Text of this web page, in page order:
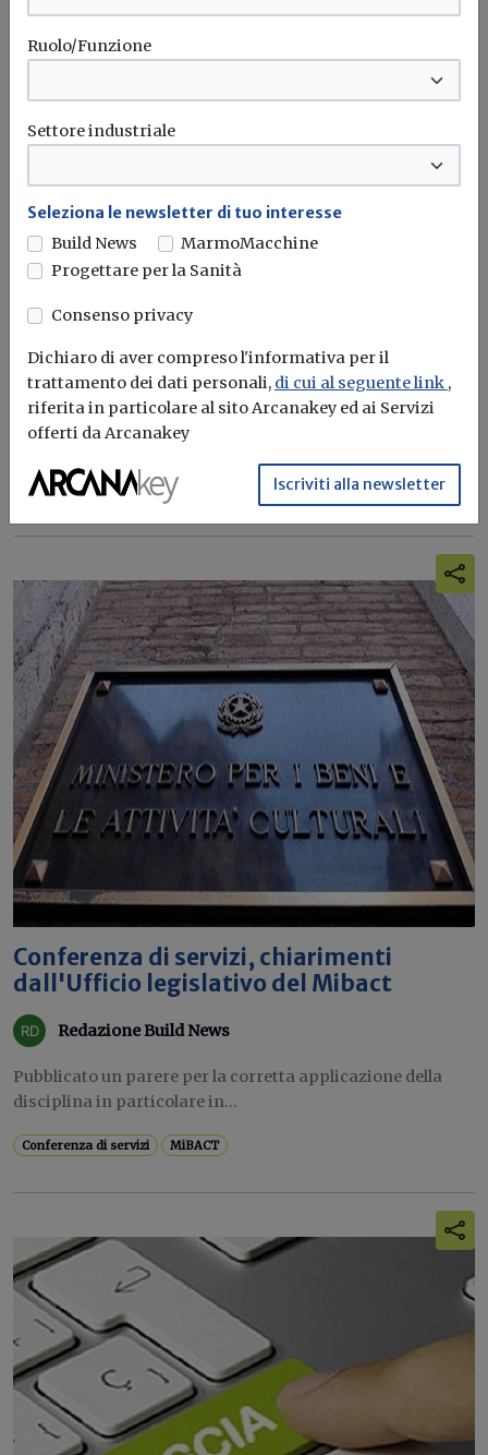
Conferenza di servizi simultanea,
chiarimenti dal Consiglio di Stato
Redazione Build News
Pubblicato il parere di Palazzo Spada in merito al
rappresentante unico delle...
Conferenza di servizi Consiglio di stato
Conferenza di servizi, chiarimenti
dall'Ufficio legislativo del Mibact
Redazione Build News
Pubblicato un parere per la corretta applicazione della
disciplina in particolare in...
Conferenza di servizi MiBACT
Ruolo/Funzione
Settore industriale
Seleziona le newsletter di tuo interesse
Build News
MarmoMacchine
Progettare per la Sanità
Consenso privacy
Dichiaro di aver compreso l'informativa per il
trattamento dei dati personali, di cui al seguente link ,
riferita in particolare al sito Arcanakey ed ai Servizi
offerti da Arcanakey
Iscriviti alla newsletter